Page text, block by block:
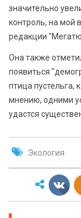
значительно
контроль, на мой
редакции
Она также
появиться
птица пустельга,
мнению, одними
удастся
Экология